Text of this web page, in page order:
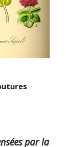
par la